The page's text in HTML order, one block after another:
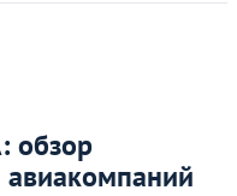
обзор
авиакомпаний